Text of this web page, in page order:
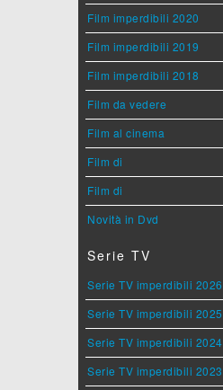
Film imperdibili 2020
Film imperdibili 2019
Film imperdibili 2018
Film da vedere
Film al cinema
Film di
Film di
Novità in Dvd
Serie TV
Serie TV imperdibili 2026
Serie TV imperdibili 2025
Serie TV imperdibili 2024
Serie TV imperdibili 2023